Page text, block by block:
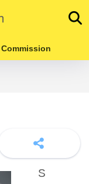
Commission